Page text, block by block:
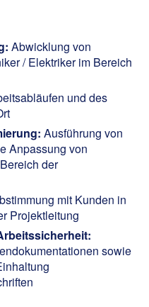
Abwicklung von
/ Elektriker im Bereich
und des
Ausführung von
Anpassung von
der
mit Kunden in
Projektleitung
sowie